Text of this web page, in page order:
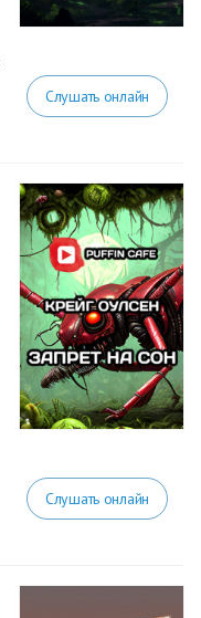
Слушать онлайн
Слушать онлайн